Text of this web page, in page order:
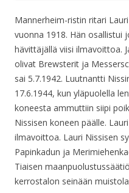
Mannerheim-ristin ritari
vuonna 1918. Hän osallistui
hävittäjällä viisi ilmavoittoa.
olivat Brewsterit ja
sai 5.7.1942. Luutnantti
17.6.1944, kun yläpuolella
koneesta ammuttiin siipi
Nissisen koneen päälle.
ilmavoittoa. Lauri Nissisen
Papinkadun ja
Tiaisen
kerrostalon seinään